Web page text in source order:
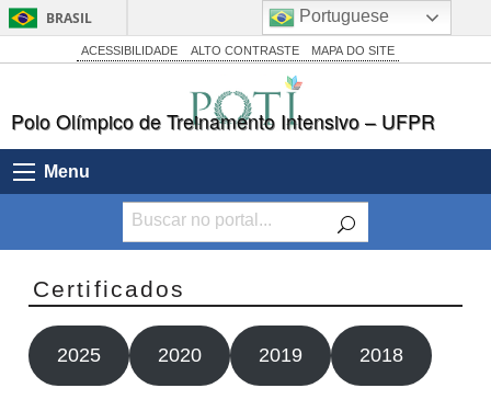
BRASIL
Simplifique!
Participe
Legislação
Canais
ACESSIBILIDADE ALTO CONTRASTE MAPA DO SITE
Polo Olímpico de Treinamento Intensivo – UFPR
Menu
Certificados
2025 2020 2019 2018
Portuguese